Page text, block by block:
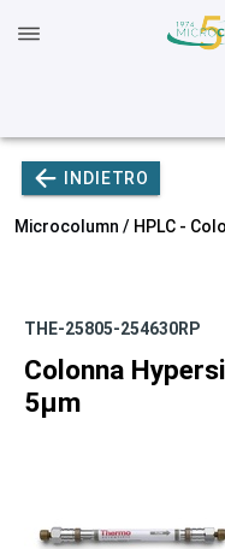
INDIETRO
Microcolumn / HPLC -
THE-25805-254630RP
Colonna
5µm